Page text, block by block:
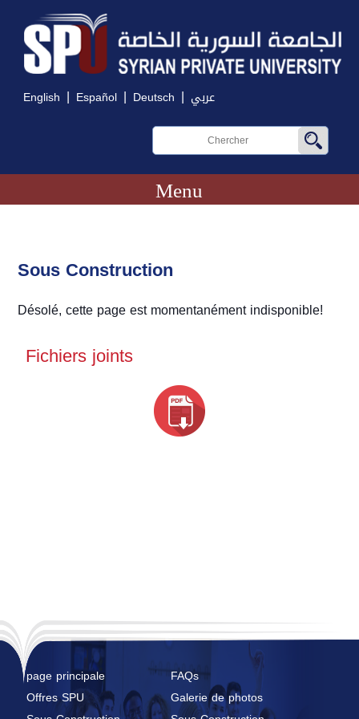
English | Español | Deutsch | عربي
Menu
Sous Construction
Désolé, cette page est momentanément indisponible!
Fichiers joints
page principale
FAQs
Offres SPU
Galerie de photos